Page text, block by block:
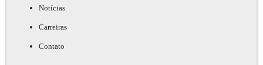
Notícias
Carreiras
Contato